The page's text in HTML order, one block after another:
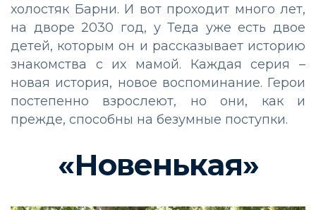
холостяк Барни. И вот проходит много лет,
на дворе 2030 год, у Теда уже есть двое
детей, которым он и рассказывает историю
знакомства с их мамой. Каждая серия –
новая история, новое воспоминание. Герои
постепенно взрослеют, но они, как и
прежде, способны на безумные поступки.
«Новенькая»